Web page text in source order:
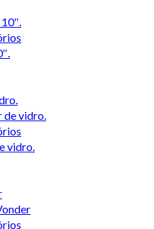
vidro.